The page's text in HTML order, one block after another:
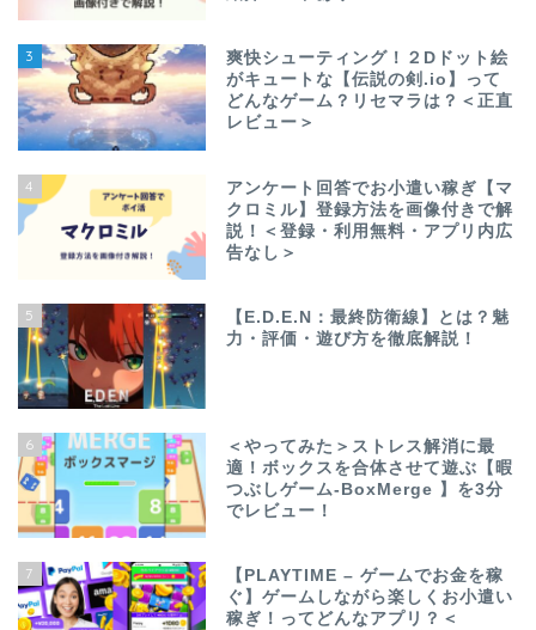
3
爽快シューティング！２Dドット絵
がキュートな【伝説の剣.io】って
どんなゲーム？リセマラは？＜正直
レビュー＞
4
アンケート回答でお小遣い稼ぎ【マ
クロミル】登録方法を画像付きで解
説！＜登録・利用無料・アプリ内広
告なし＞
5
【E.D.E.N：最終防衛線】とは？魅
力・評価・遊び方を徹底解説！
6
＜やってみた＞ストレス解消に最
適！ボックスを合体させて遊ぶ【暇
つぶしゲーム-BoxMerge 】を3分
でレビュー！
7
【PLAYTIME – ゲームでお金を稼
ぐ】ゲームしながら楽しくお小遣い
稼ぎ！ってどんなアプリ？＜